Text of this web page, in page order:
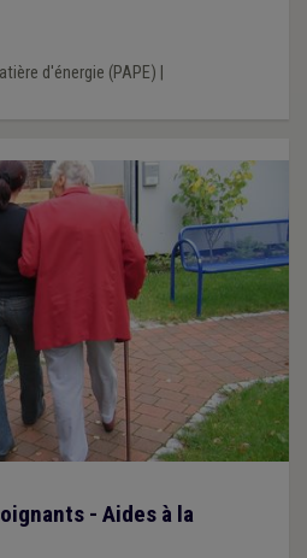
d'énergie (PAPE)
- Aides à la